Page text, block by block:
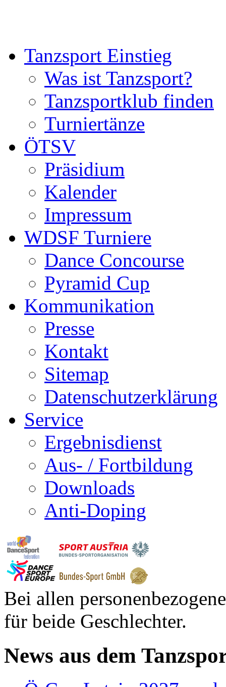
Tanzsport Einstieg
Was ist Tanzsport?
Tanzsportklub finden
Turniertänze
ÖTSV
Präsidium
Kalender
Impressum
WDSF Turniere
Dance Concourse
Pyramid Cup
Kommunikation
Presse
Kontakt
Sitemap
Datenschutzerklärung
Service
Ergebnisdienst
Aus- / Fortbildung
Downloads
Anti-Doping
Bei allen
für beide Geschlechter.
News aus dem